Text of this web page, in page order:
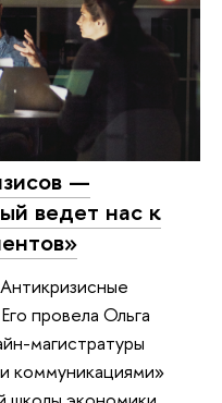
—
ведет нас к
провела Ольга
магистратуры
коммуникациями»